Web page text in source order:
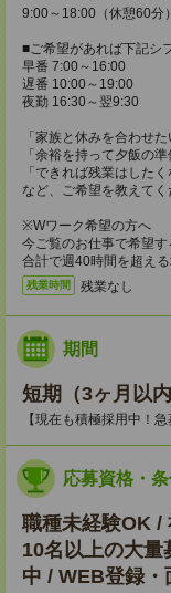
9:00～18:00（休憩60分）
■ご希望があれば下記シ
早番 7:00～16:00
遅番 10:00～19:00
夜勤 16:30～翌9:30
「家族と休みを合わせた
「余裕を持って夕飯の準
「できれば残業はしたく
など、ご希望を教えてく
※Wワーク希望の方へ
今ご覧のお仕事で希望
合計で週40時間を超え
残業時間 残業なし
期間
短期（3ヶ月以内
【現在も積極採用中！
応募資格・
職種未経験OK /
10名以上の大量
中 / WEB登録・